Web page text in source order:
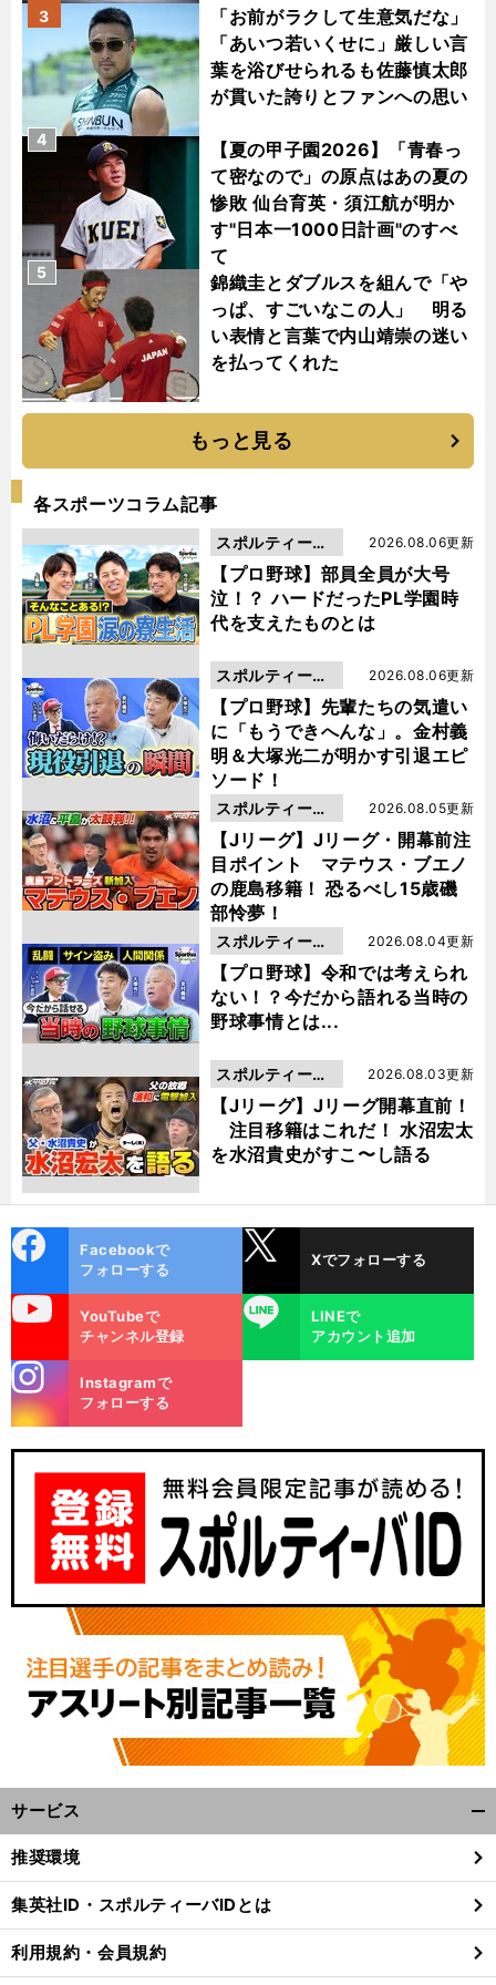
「お前がラクして生意気だな」
「あいつ若いくせに」厳しい言
葉を浴びせられるも佐藤慎太郎
が貫いた誇りとファンへの思い
3
【夏の甲子園2026】「青春っ
て密なので」の原点はあの夏の
惨敗 仙台育英・須江航が明か
す"日本一1000日計画"のすべ
て
4
錦織圭とダブルスを組んで「や
っぱ、すごいなこの人」 明る
い表情と言葉で内山靖崇の迷い
を払ってくれた
5
もっと見る
各スポーツコラム記事
【プロ野球】部員全員が大号
泣！？ ハードだったPL学園時
代を支えたものとは
2026.08.06更新
スポルティーバ
動画
【プロ野球】先輩たちの気遣い
に「もうできへんな」。金村義
明＆大塚光二が明かす引退エピ
ソード！
2026.08.06更新
スポルティーバ
動画
【Jリーグ】Jリーグ・開幕前注
目ポイント マテウス・ブエノ
の鹿島移籍！ 恐るべし15歳磯
部怜夢！
2026.08.05更新
スポルティーバ
動画
【プロ野球】令和では考えられ
ない！？今だから語れる当時の
野球事情とは...
2026.08.04更新
スポルティーバ
動画
【Jリーグ】Jリーグ開幕直前！
注目移籍はこれだ！ 水沼宏太
を水沼貴史がすこ〜し語る
2026.08.03更新
スポルティーバ
動画
ok
Facebookで
フォローする
Xでフォローする
YouTubeで
チャンネル登録
LINE
LINEで
アカウント追加
m
Instagramで
フォローする
サービス
閉
る
推奨環境
集英社ID・スポルティーバIDとは
利用規約・会員規約